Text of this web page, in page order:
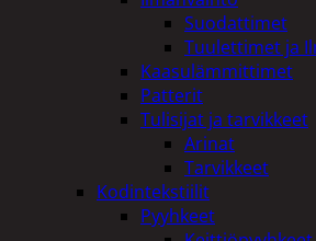
Suodattimet
Tuulettimet ja
Kaasulämmittimet
Patterit
Tulisijat ja tarvikkeet
Arinat
Tarvikkeet
Kodintekstiilit
Pyyhkeet